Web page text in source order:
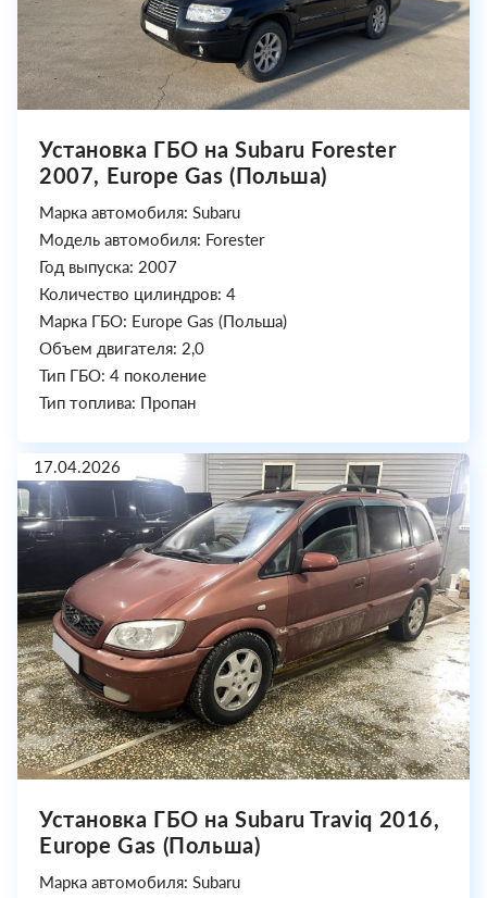
Установка ГБО на Subaru Forester
2007, Europe Gas (Польша)
Марка автомобиля: Subaru
Модель автомобиля: Forester
Год выпуска: 2007
Количество цилиндров: 4
Марка ГБО: Europe Gas (Польша)
Объем двигателя: 2,0
Тип ГБО: 4 поколение
Тип топлива: Пропан
17.04.2026
Установка ГБО на Subaru Traviq 2016,
Europe Gas (Польша)
Марка автомобиля: Subaru